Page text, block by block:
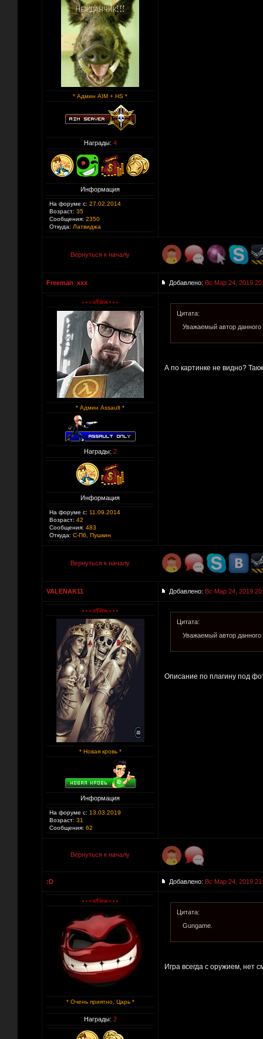
* Админ AIM + HS *
Награды: 4
Информация
На форуме с: 27.02.2014
Возраст: 35
Сообщения: 2350
Откуда: Латвиджа
Вернуться к началу
Freeman_xxx Добавлено: Вс Мар 24, 2019
* Админ Assault *
Награды: 2
Информация
На форуме с: 11.09.2014
Возраст: 42
Сообщения: 483
Откуда: С-Пб, Пушкин
Цитата:
Уважаемый автор
А по картинке не видно?
Вернуться к началу
VALENAK11 Добавлено: Вс Мар 24, 2019
* Новая кровь *
Информация
На форуме с: 13.03.2019
Возраст: 31
Сообщения: 62
Цитата:
Уважаемый автор
Описание по плагину под
Вернуться к началу
:D Добавлено: Вс Мар 24, 2019
* Очень приятно, Царь *
Награды: 2
Цитата:
Gungame.
Игра всегда с оружием, нет